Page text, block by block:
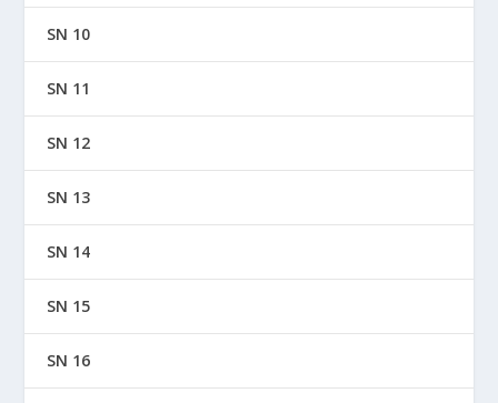
SN 10
SN 11
SN 12
SN 13
SN 14
SN 15
SN 16